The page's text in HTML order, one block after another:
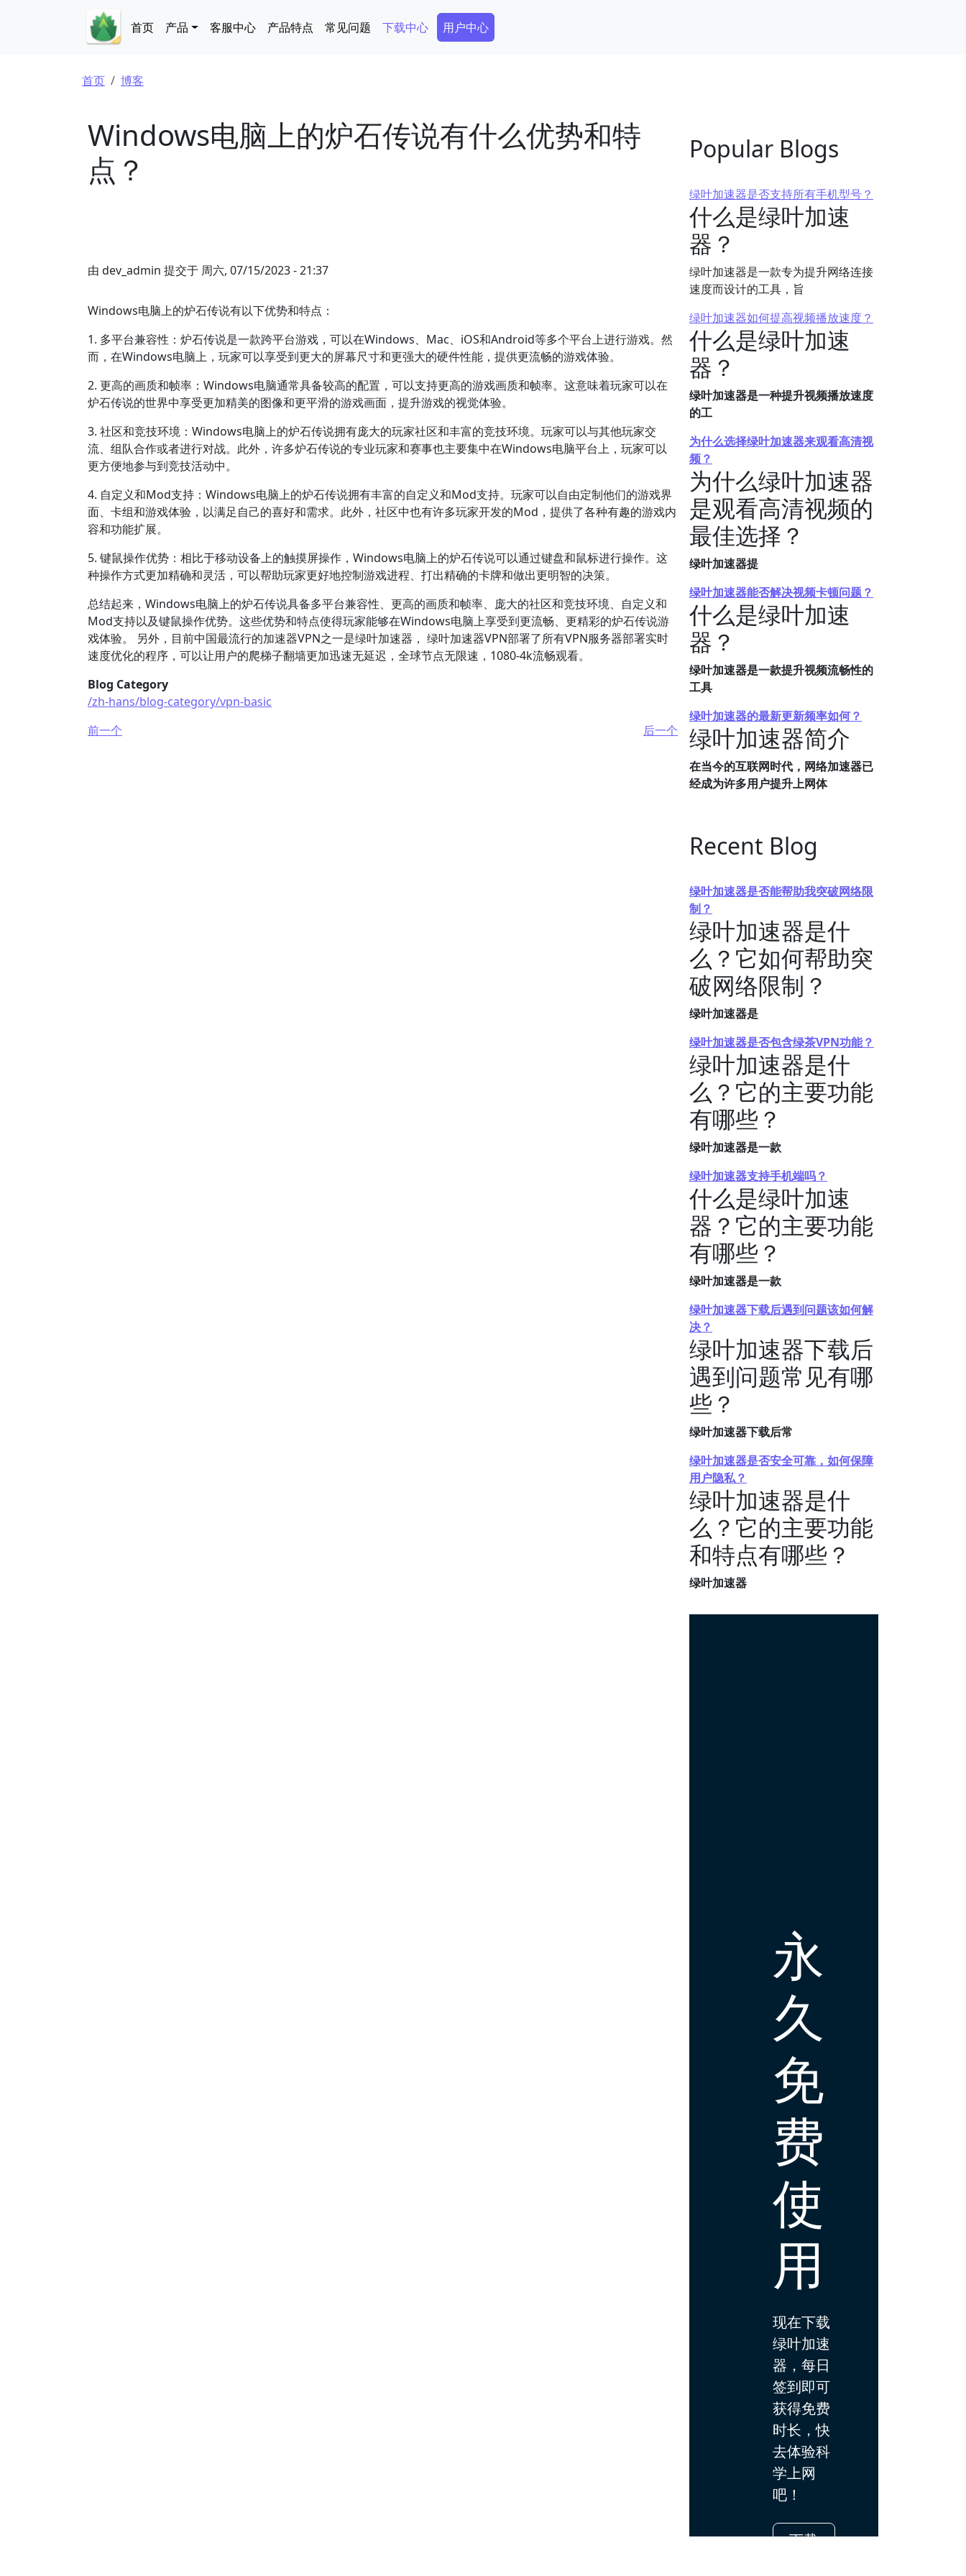
Main navigation
首页 产品 客服中心 产品特点 常见问题 下载中心 Secondary Menu
用户中心
面包屑
首页 博客
Windows电脑上的炉石传说有什么优势和特
点？
由 dev_admin 提交于 周六, 07/15/2023 - 21:37
Windows电脑上的炉石传说有以下优势和特点：
1. 多平台兼容性：炉石传说是一款跨平台游戏，可以在Windows、Mac、iOS和Android等多个平台上进行游戏。然
而，在Windows电脑上，玩家可以享受到更大的屏幕尺寸和更强大的硬件性能，提供更流畅的游戏体验。
2. 更高的画质和帧率：Windows电脑通常具备较高的配置，可以支持更高的游戏画质和帧率。这意味着玩家可以在
炉石传说的世界中享受更加精美的图像和更平滑的游戏画面，提升游戏的视觉体验。
3. 社区和竞技环境：Windows电脑上的炉石传说拥有庞大的玩家社区和丰富的竞技环境。玩家可以与其他玩家交
流、组队合作或者进行对战。此外，许多炉石传说的专业玩家和赛事也主要集中在Windows电脑平台上，玩家可以
更方便地参与到竞技活动中。
4. 自定义和Mod支持：Windows电脑上的炉石传说拥有丰富的自定义和Mod支持。玩家可以自由定制他们的游戏界
面、卡组和游戏体验，以满足自己的喜好和需求。此外，社区中也有许多玩家开发的Mod，提供了各种有趣的游戏内
容和功能扩展。
5. 键鼠操作优势：相比于移动设备上的触摸屏操作，Windows电脑上的炉石传说可以通过键盘和鼠标进行操作。这
种操作方式更加精确和灵活，可以帮助玩家更好地控制游戏进程、打出精确的卡牌和做出更明智的决策。
总结起来，Windows电脑上的炉石传说具备多平台兼容性、更高的画质和帧率、庞大的社区和竞技环境、自定义和
Mod支持以及键鼠操作优势。这些优势和特点使得玩家能够在Windows电脑上享受到更流畅、更精彩的炉石传说游
戏体验。 另外，目前中国最流行的加速器VPN之一是绿叶加速器， 绿叶加速器VPN部署了所有VPN服务器部署实时
速度优化的程序，可以让用户的爬梯子翻墙更加迅速无延迟，全球节点无限速，1080-4k流畅观看。
Blog Category
/zh-hans/blog-category/vpn-basic
前一个
后一个
Popular Blogs
绿叶加速器是否支持所有手机型号？
什么是绿叶加速
器？
绿叶加速器是一款专为提升网络连接
速度而设计的工具，旨
绿叶加速器如何提高视频播放速度？
什么是绿叶加速
器？
绿叶加速器是一种提升视频播放速度
的工
为什么选择绿叶加速器来观看高清视
频？
为什么绿叶加速器
是观看高清视频的
最佳选择？
绿叶加速器提
绿叶加速器能否解决视频卡顿问题？
什么是绿叶加速
器？
绿叶加速器是一款提升视频流畅性的
工具
绿叶加速器的最新更新频率如何？
绿叶加速器简介
在当今的互联网时代，网络加速器已
经成为许多用户提升上网体
Recent Blog
绿叶加速器是否能帮助我突破网络限
制？
绿叶加速器是什
么？它如何帮助突
破网络限制？
绿叶加速器是
绿叶加速器是否包含绿茶VPN功能？
绿叶加速器是什
么？它的主要功能
有哪些？
绿叶加速器是一款
绿叶加速器支持手机端吗？
什么是绿叶加速
器？它的主要功能
有哪些？
绿叶加速器是一款
绿叶加速器下载后遇到问题该如何解
决？
绿叶加速器下载后
遇到问题常见有哪
些？
绿叶加速器下载后常
绿叶加速器是否安全可靠，如何保障
用户隐私？
绿叶加速器是什
么？它的主要功能
和特点有哪些？
绿叶加速器
永
久
免
费
使
用
现在下载
绿叶加速
器，每日
签到即可
获得免费
时长，快
去体验科
学上网
吧！
下载